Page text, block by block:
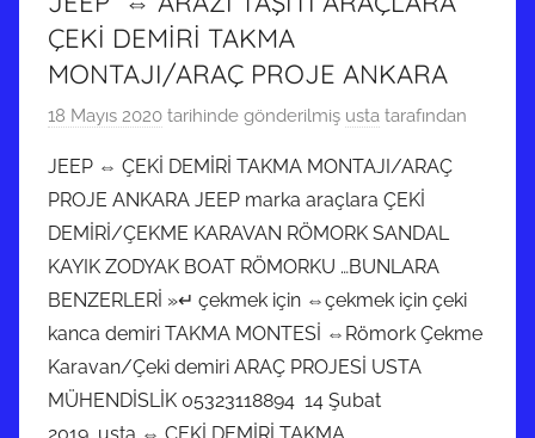
ÇEKİ DEMİRİ TAKMA
MONTAJI/ARAÇ PROJE ANKARA
18 Mayıs 2020 tarihinde gönderilmiş usta tarafından
JEEP ⇔ ÇEKİ DEMİRİ TAKMA MONTAJI/ARAÇ
PROJE ANKARA JEEP marka araçlara ÇEKİ
DEMİRİ/ÇEKME KARAVAN RÖMORK SANDAL
KAYIK ZODYAK BOAT RÖMORKU …BUNLARA
BENZERLERİ »↵ çekmek için ⇔çekmek için çeki
kanca demiri TAKMA MONTESİ ⇔Römork Çekme
Karavan/Çeki demiri ARAÇ PROJESİ USTA
MÜHENDİSLİK 05323118894 14 Şubat